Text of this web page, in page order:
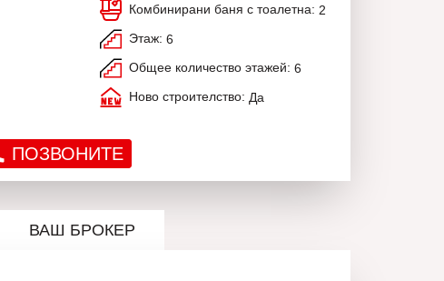
Комбинирани баня с тоалетна: 2
Этаж: 6
Общее количество этажей: 6
Ново строителство: Да
ПОЗВОНИТЕ
ВАШ БРОКЕР